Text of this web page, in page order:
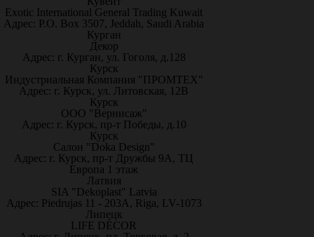
Exotic International General Trading Kuwait
Адрес: P.O. Box 3507, Jeddah, Saudi Arabia
Курган
Декор
Адрес: г. Курган, ул. Гоголя, д.128
Курск
Индустриальная Компания "ПРОМТЕХ"
Адрес: г. Курск, ул. Литовская, 12В
Курск
ООО "Вернисаж"
Адрес: г. Курск, пр-т Победы, д.10
Курск
Салон "Doka Design"
Адрес: г. Курск, пр-т Дружбы 9А, ТЦ
Европа 1 этаж
Латвия
SIA "Dekoplast" Latvia
Адрес: Piedrujas 11 - 203A, Riga, LV-1073
Липецк
LIFE DÉCOR